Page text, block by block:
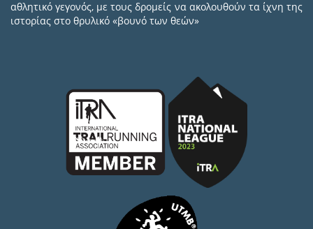
αθλητικό γεγονός, με τους δρομείς να ακολουθούν τα ίχνη της
ιστορίας στο θρυλικό «βουνό των θεών»